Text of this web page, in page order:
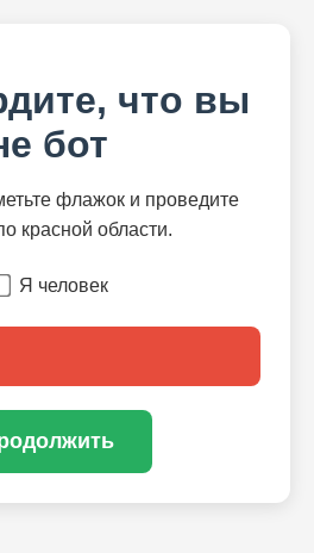
что вы
бот
флажок и проведите
красной области.
Я человек